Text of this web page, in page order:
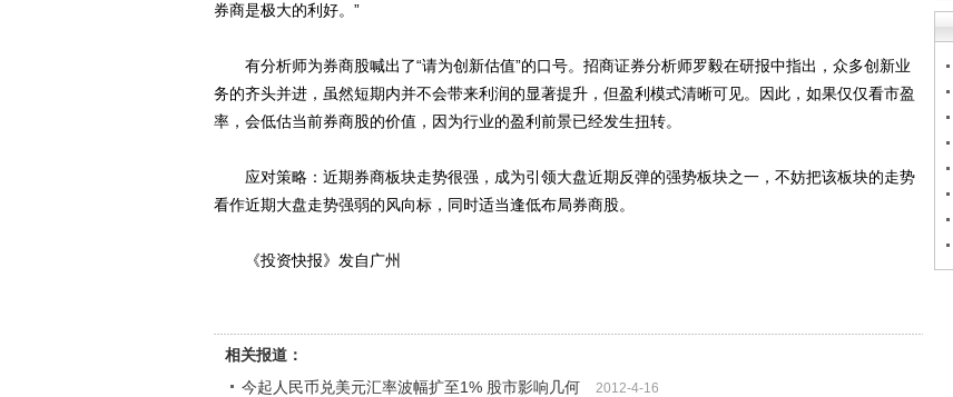
券商是极大的利好。”
有分析师为券商股喊出了“请为创新估值”的口号。招商证券分析师罗毅在研报中指出，众多创新业
务的齐头并进，虽然短期内并不会带来利润的显著提升，但盈利模式清晰可见。因此，如果仅仅看市盈
率，会低估当前券商股的价值，因为行业的盈利前景已经发生扭转。
应对策略：近期券商板块走势很强，成为引领大盘近期反弹的强势板块之一，不妨把该板块的走势
看作近期大盘走势强弱的风向标，同时适当逢低布局券商股。
《投资快报》发自广州
相关报道：
今起人民币兑美元汇率波幅扩至1% 股市影响几何
2012-4-16